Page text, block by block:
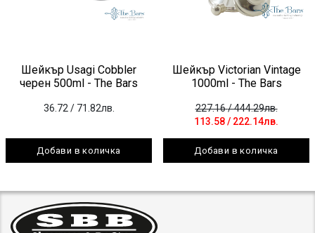
Шейкър Usagi Cobbler
черен 500ml - The Bars
36.72 / 71.82лв.
Добави в количка
Шейкър Victorian Vintage
1000ml - The Bars
227.16/ 444.29лв.
113.58/ 222.14лв.
Добави в количка